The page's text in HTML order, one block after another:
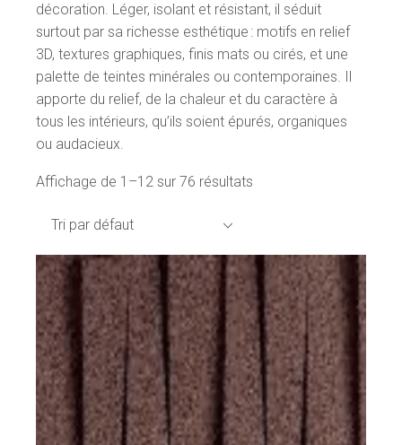
décoration. Léger, isolant et résistant, il séduit
surtout par sa richesse esthétique : motifs en relief
3D, textures graphiques, finis mats ou cirés, et une
palette de teintes minérales ou contemporaines. Il
apporte du relief, de la chaleur et du caractère à
tous les intérieurs, qu’ils soient épurés, organiques
ou audacieux.
Affichage de 1–12 sur 76 résultats
Tri par défaut